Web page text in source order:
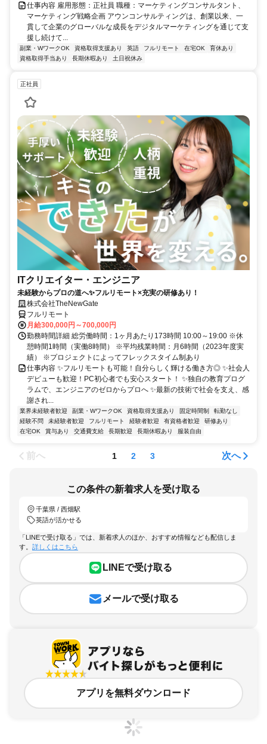
仕事内容 雇用形態：正社員 職種：マーケティングコンサルタント、
マーケティング戦略企画 アウンコンサルティングは、創業以来、一
貫して企業のグローバルな成長をデジタルマーケティングを通じて支
援し続けて...
副業・WワークOK 資格取得支援あり 英語 フルリモート 在宅OK
育休あり
資格取得手当あり
長期休暇あり 土日祝休み
正社員
ITクリエイター・エンジニア
未経験からプロの道へ✨フルリモート×充実の研修あり！
株式会社TheNewGate
フルリモート
月給300,000円～700,000円
勤務時間詳細 総労働時間：1ヶ月あたり173時間 10:00～19:00 ※休
憩時間1時間（実働8時間） ※平均残業時間：月6時間（2023年度実
績） ※プロジェクトによってフレックスタイム制あり
仕事内容 ✨フルリモートも可能！自分らしく輝ける働き方◎ ✨社会人
デビューも歓迎！PC初心者でも安心スタート！ ✨独自の教育プログ
ラムで、エンジニアのゼロからプロへ ✨最新の技術で社会を支え、感
謝され...
業界未経験者歓迎 副業・WワークOK 資格取得支援あり 固定時間制
転勤なし
経験不問
未経験者歓迎 フルリモート 経験者歓迎 有資格者歓迎
研修あり
在宅OK
賞与あり 交通費支給 長期歓迎 長期休暇あり 服装自由
前へ 1 2 3 次へ
この条件の新着求人を受け取る
千葉県 / 西畑駅
英語が活かせる
「LINEで受け取る」では、新着求人のほか、おすすめ情報なども配信しま
す。 詳しくはこちら
LINEで受け取る
メールで受け取る
アプリを無料ダウンロード